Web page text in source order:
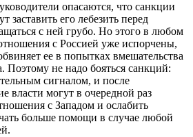
опасаются, что санкции
заставить его лебезить перед
с ней грубо. Но этого в любом
с Россией уже испорчены,
ее в попытках вмешательства
Поэтому не надо бояться санкций:
сигналом, и после
власти могут в очередной раз
с Западом и ослабить
больше помощи в случае любой